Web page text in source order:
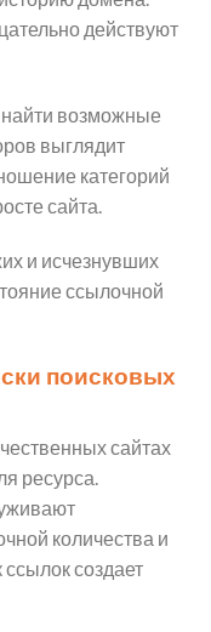
действуют
найти возможные
выглядит
категорий
сайта.
и исчезнувших
ссылочной
поисковых
сайтах
ресурса.
количества и
создает